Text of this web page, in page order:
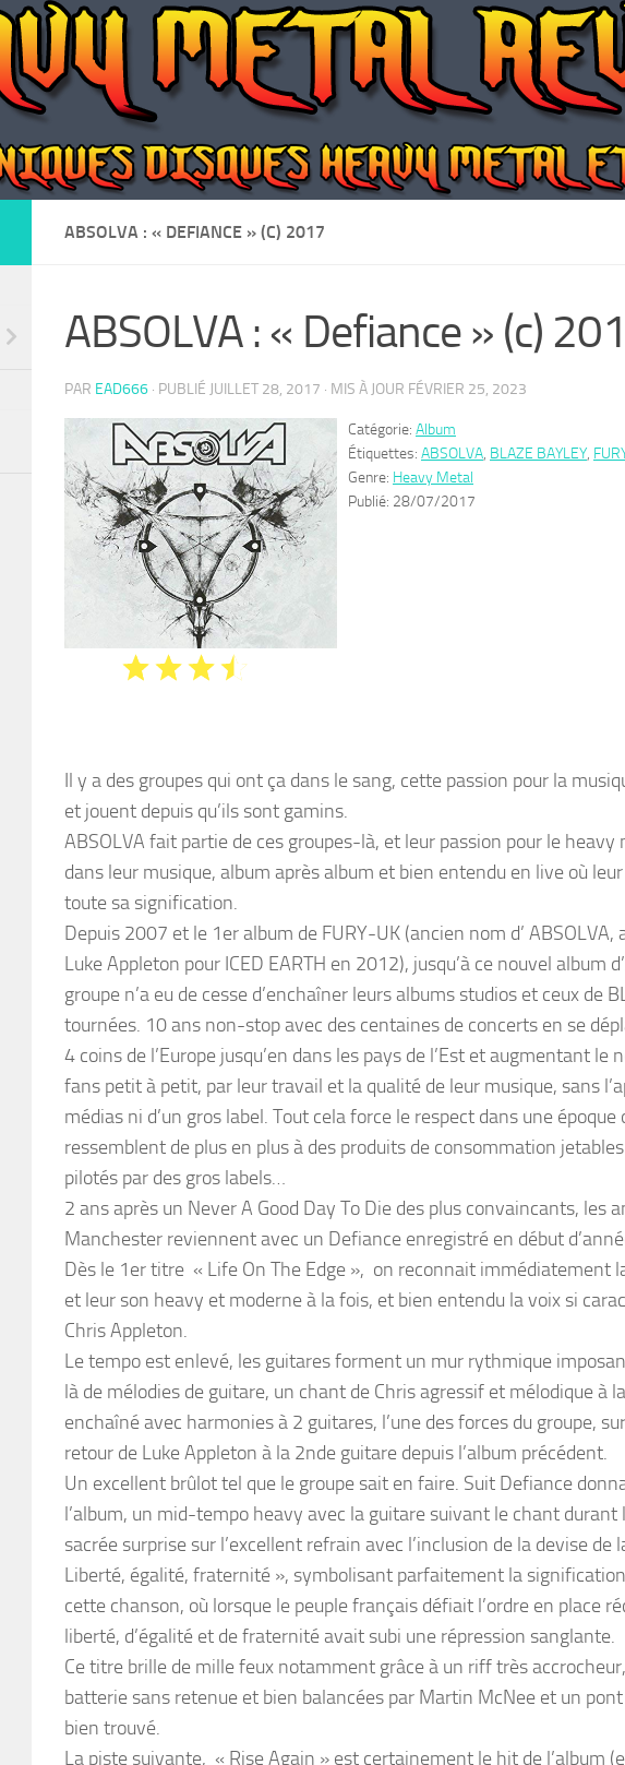
ABSOLVA : « DEFIANCE » (C) 2017
ABSOLVA : « Defiance » (c)
PAR EAD666 · PUBLIÉ JUILLET 28, 2017 · MIS À JOUR FÉVRIER 25, 2023
Catégorie: Album
Étiquettes: ABSOLVA, BLAZE BAYLEY,
Genre: Heavy Metal
Publié: 28/07/2017
Il y a des groupes qui ont ça dans le sang, cette passion pour la
et jouent depuis qu’ils sont gamins.
ABSOLVA fait partie de ces groupes-là, et leur passion pour le
dans leur musique, album après album et bien entendu en live où
toute sa signification.
Depuis 2007 et le 1er album de FURY-UK (ancien nom d’ ABSOLVA,
Luke Appleton pour ICED EARTH en 2012), jusqu’à ce nouvel album
groupe n’a eu de cesse d’enchaîner leurs albums studios et ceux de
tournées. 10 ans non-stop avec des centaines de concerts en se
4 coins de l’Europe jusqu’en dans les pays de l’Est et augmentant le
fans petit à petit, par leur travail et la qualité de leur musique, sans
médias ni d’un gros label. Tout cela force le respect dans une époque
ressemblent de plus en plus à des produits de consommation
pilotés par des gros labels…
2 ans après un Never A Good Day To Die des plus convaincants, les
Manchester reviennent avec un Defiance enregistré en début
Dès le 1er titre « Life On The Edge », on reconnait immédiatement
et leur son heavy et moderne à la fois, et bien entendu la voix si
Chris Appleton.
Le tempo est enlevé, les guitares forment un mur rythmique
là de mélodies de guitare, un chant de Chris agressif et mélodique à
enchaîné avec harmonies à 2 guitares, l’une des forces du groupe,
retour de Luke Appleton à la 2nde guitare depuis l’album précédent.
Un excellent brûlot tel que le groupe sait en faire. Suit Defiance
l’album, un mid-tempo heavy avec la guitare suivant le chant durant
sacrée surprise sur l’excellent refrain avec l’inclusion de la devise de
Liberté, égalité, fraternité », symbolisant parfaitement la
cette chanson, où lorsque le peuple français défiait l’ordre en place
liberté, d’égalité et de fraternité avait subi une répression sanglante.
Ce titre brille de mille feux notamment grâce à un riff très
batterie sans retenue et bien balancées par Martin McNee et un
bien trouvé.
La piste suivante, « Rise Again » est certainement le hit de l’album